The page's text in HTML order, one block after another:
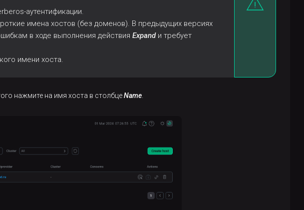
аутентификации.
имена хостов (без доменов). В предыдущих версиях
в ходе выполнения действия Expandи требует
имени хоста.
нажмите на имя хоста в столбцеName